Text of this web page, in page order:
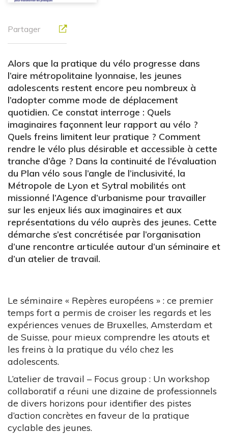
Partager
Alors que la pratique du vélo progresse dans
l’aire métropolitaine lyonnaise, les jeunes
adolescents restent encore peu nombreux à
l’adopter comme mode de déplacement
quotidien. Ce constat interroge : Quels
imaginaires façonnent leur rapport au vélo ?
Quels freins limitent leur pratique ? Comment
rendre le vélo plus désirable et accessible à cette
tranche d’âge ? Dans la continuité de l’évaluation
du Plan vélo sous l’angle de l’inclusivité, la
Métropole de Lyon et Sytral mobilités ont
missionné l’Agence d’urbanisme pour travailler
sur les enjeux liés aux imaginaires et aux
représentations du vélo auprès des jeunes. Cette
démarche s’est concrétisée par l’organisation
d’une rencontre articulée autour d’un séminaire et
d’un atelier de travail.
Le séminaire « Repères européens » : ce premier
temps fort a permis de croiser les regards et les
expériences venues de Bruxelles, Amsterdam et
de Suisse, pour mieux comprendre les atouts et
les freins à la pratique du vélo chez les
adolescents.
L’atelier de travail – Focus group : Un workshop
collaboratif a réuni une dizaine de professionnels
de divers horizons pour identifier des pistes
d’action concrètes en faveur de la pratique
cyclable des jeunes.